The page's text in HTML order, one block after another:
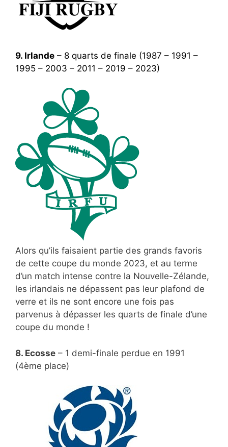
9. Irlande – 8 quarts de finale (1987 – 1991 –
1995 – 2003 – 2011 – 2019 – 2023)
Alors qu’ils faisaient partie des grands favoris
de cette coupe du monde 2023, et au terme
d’un match intense contre la Nouvelle-Zélande,
les irlandais ne dépassent pas leur plafond de
verre et ils ne sont encore une fois pas
parvenus à dépasser les quarts de finale d’une
coupe du monde !
8. Ecosse – 1 demi-finale perdue en 1991
(4ème place)